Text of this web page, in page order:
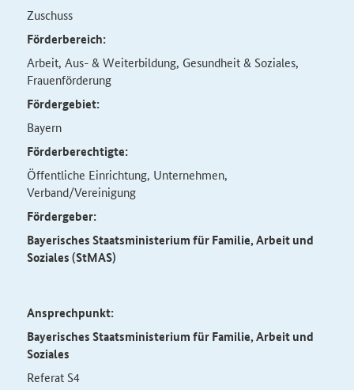
Zuschuss
Förderbereich:
Arbeit, Aus- & Weiterbildung, Gesundheit & Soziales,
Frauenförderung
Fördergebiet:
Bayern
Förderberechtigte:
Öffentliche Einrichtung, Unternehmen,
Verband/Vereinigung
Fördergeber:
Bayerisches Staatsministerium für Familie, Arbeit und
Soziales (StMAS)
Ansprechpunkt:
Bayerisches Staatsministerium für Familie, Arbeit und
Soziales
Referat S4